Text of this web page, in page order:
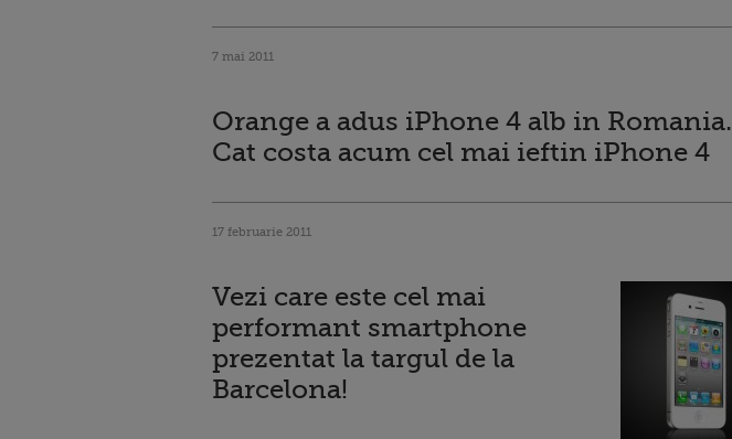
7 mai 2011
Orange a adus iPhone 4 alb in Romania.
Cat costa acum cel mai ieftin iPhone 4
17 februarie 2011
Vezi care este cel mai
performant smartphone
prezentat la targul de la
Barcelona!